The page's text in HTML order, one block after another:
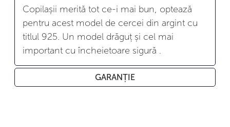
Copilașii merită tot ce-i mai bun, optează
pentru acest model de cercei din argint cu
titlul 925. Un model drăguț și cel mai
important cu încheietoare sigură .
GARANȚIE